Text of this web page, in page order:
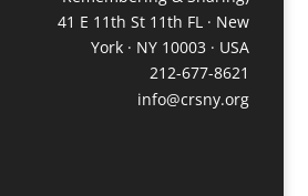
41 E 11th St 11th FL · New
York · NY 10003 · USA
212-677-8621
info@crsny.org